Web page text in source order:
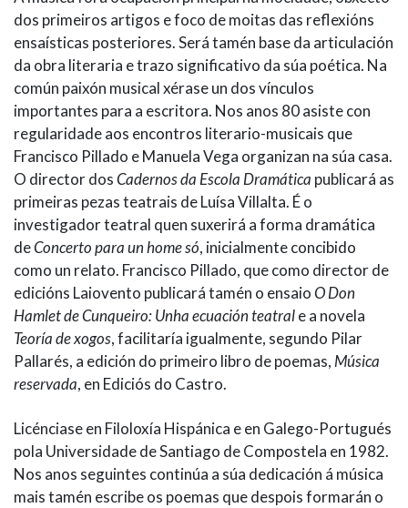
dos primeiros artigos e foco de moitas das reflexións
ensaísticas posteriores. Será tamén base da articulación
da obra literaria e trazo significativo da súa poética. Na
común paixón musical xérase un dos vínculos
importantes para a escritora. Nos anos 80 asiste con
regularidade aos encontros literario-musicais que
Francisco Pillado e Manuela Vega organizan na súa casa.
O director dosCadernos da Escola Dramática publicará as
primeiras pezas teatrais de Luísa Villalta. É o
investigador teatral quen suxerirá a forma dramática
deConcerto para un home só, inicialmente concibido
como un relato. Francisco Pillado, que como director de
edicións Laiovento publicará tamén o ensaioO Don
Hamlet de Cunqueiro: Unha ecuación teatrale a novela
Teoría de xogos, facilitaría igualmente, segundo Pilar
Pallarés, a edición do primeiro libro de poemas, Música
reservada, en Ediciós do Castro.
Licénciase en Filoloxía Hispánica e en Galego-Portugués
pola Universidade de Santiago de Compostela en 1982.
Nos anos seguintes continúa a súa dedicación á música
mais tamén escribe os poemas que despois formarán o